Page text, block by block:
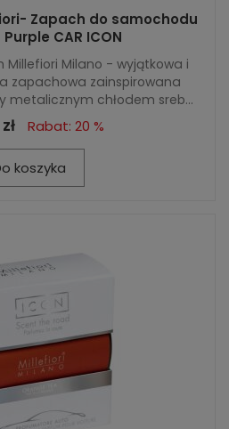
Zapach do samochodu
CAR ICON
Millefiori Milano - wyjątkowa i
zapachowa zainspirowana
metalicznym chłodem sreb...
Rabat: 20 %
koszyka